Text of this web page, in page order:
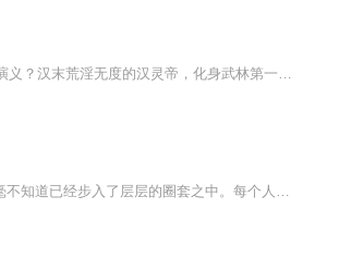
【内容简介】当三国不在诸侯争霸，而是变身江湖侠客时，又会有何种演义？汉末荒淫无度的汉灵帝，化身武林第一门派炎汉宗的宗主，携至尊宝印号令天下莫敢不从。董卓成了魔教教主，曹操也改行开起了酒楼当了厨子，貂蝉甚至都成了一代掌门……这个世界还要颠...
青溪县县令离奇死亡，处处透露着诡异。初涉江湖的少年男女，丝毫不知道已经步入了层层的圈套之中。每个人似乎都带了一层面具，孰是孰非，又该相信谁？ 梦靥中的苦苦挣扎，白梅树下无声叹息，徘徊门外的黯然背影... 依旧是那月光...